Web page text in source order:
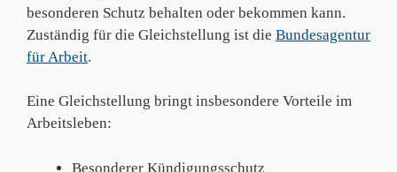
besonderen Schutz behalten oder bekommen kann.
Zuständig für die Gleichstellung ist die Bundesagentur
für Arbeit.
Eine Gleichstellung bringt insbesondere Vorteile im
Arbeitsleben:
Besonderer Kündigungsschutz